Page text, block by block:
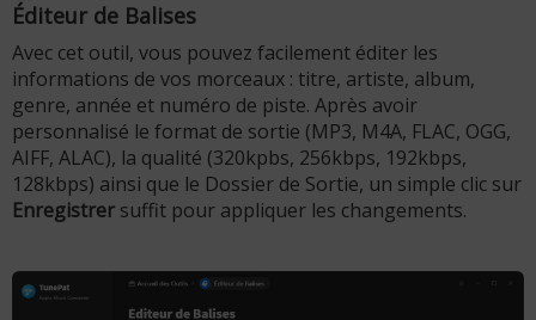
Éditeur de Balises
Avec cet outil, vous pouvez facilement éditer les
informations de vos morceaux : titre, artiste, album,
genre, année et numéro de piste. Après avoir
personnalisé le format de sortie (MP3, M4A, FLAC, OGG,
AIFF, ALAC), la qualité (320kpbs, 256kbps, 192kbps,
128kbps) ainsi que le Dossier de Sortie, un simple clic sur
Enregistrer suffit pour appliquer les changements.